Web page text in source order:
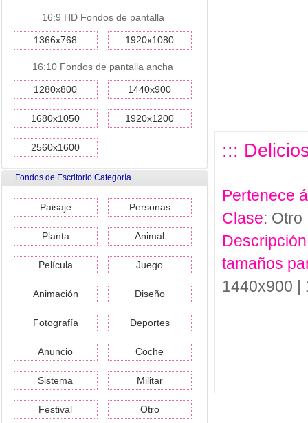
16:9 HD Fondos de pantalla
1366x768 1920x1080
16:10 Fondos de pantalla ancha
1280x800 1440x900
1680x1050 1920x1200
2560x1600
Fondos de Escritorio Categoría
Paisaje Personas
Planta Animal
Película Juego
Animación Diseño
Fotografía Deportes
Anuncio Coche
Sistema Militar
Festival Otro
:::
Pertenece
Clase: Otro
Descripción
tamaños
1440x900 |